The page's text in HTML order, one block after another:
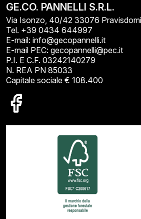
GE.CO. PANNELLI S.R.L.
Via Isonzo, 40/42 33076
Tel. +39 0434 644997
E-mail: info@gecopannelli.it
E-mail PEC: gecopannelli@pec.it
P.I. E C.F. 03242140279
N. REA PN 85033
Capitale sociale € 108.400